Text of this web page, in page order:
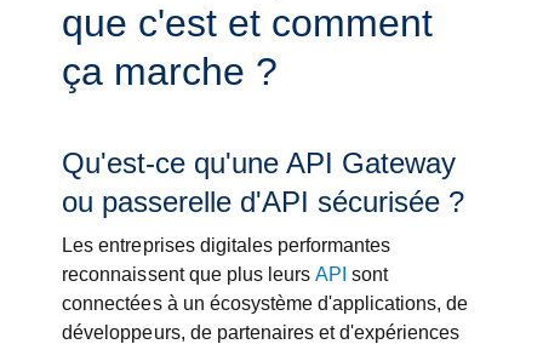
que c'est et comment
ça marche ?
Qu'est-ce qu'une API Gateway
ou passerelle d'API sécurisée ?
Les entreprises digitales performantes
reconnaissent que plus leurs API sont
connectées à un écosystème d'applications, de
développeurs, de partenaires et d'expériences